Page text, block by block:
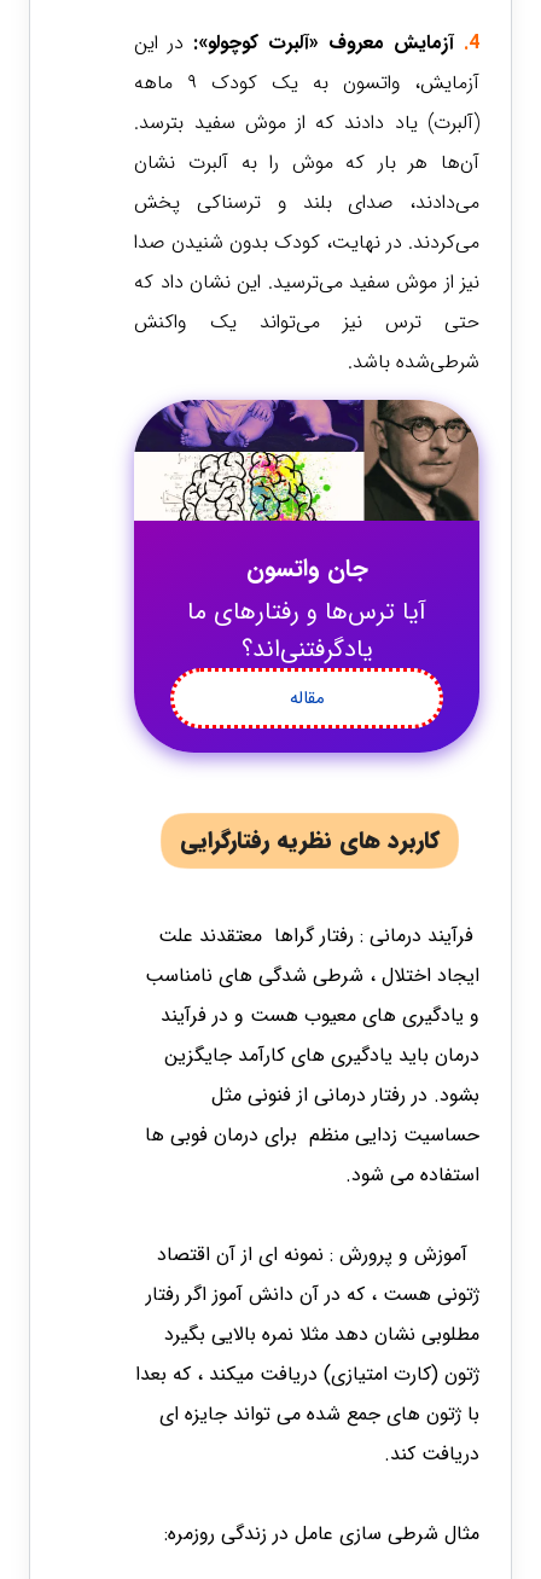
4. آزمایش معروف «آلبرت کوچولو»: در این
آزمایش، واتسون به یک کودک ۹ ماهه
(آلبرت) یاد دادند که از موش سفید بترسد.
آن‌ها هر بار که موش را به آلبرت نشان
می‌دادند، صدای بلند و ترسناکی پخش
می‌کردند. در نهایت، کودک بدون شنیدن صدا
نیز از موش سفید می‌ترسید. این نشان داد که
حتی ترس نیز می‌تواند یک واکنش
شرطی‌شده باشد.
جان واتسون
آیا ترس‌ها و رفتارهای ما
یادگرفتنی‌اند؟
مقاله
کاربرد های نظریه رفتارگرایی
فرآیند درمانی : رفتار گراها معتقدند علت
ایجاد اختلال ، شرطی شدگی های نامناسب
و یادگیری های معیوب هست و در فرآیند
درمان باید یادگیری های کارآمد جایگزین
بشود. در رفتار درمانی از فنونی مثل
حساسیت زدایی منظم برای درمان فوبی ها
استفاده می شود.
آموزش و پرورش : نمونه ای از آن اقتصاد
ژتونی هست ، که در آن دانش آموز اگر رفتار
مطلوبی نشان دهد مثلا نمره بالایی بگیرد
ژتون (کارت امتیازی) دریافت میکند ، که بعدا
با ژتون های جمع شده می تواند جایزه ای
دریافت کند.
مثال شرطی سازی عامل در زندگی روزمره: